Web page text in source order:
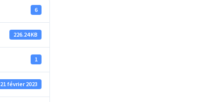
6
226.24 KB
1
21 février 2023